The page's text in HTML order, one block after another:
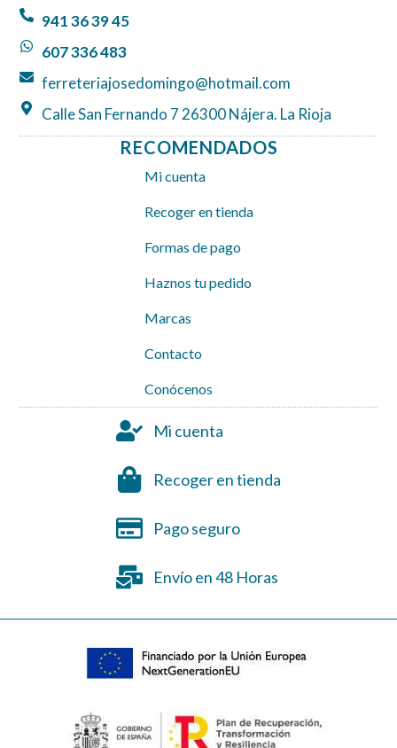
941 36 39 45
607 336 483
ferreteriajosedomingo@hotmail.com
Calle San Fernando 7 26300 Nájera. La Rioja
RECOMENDADOS
Mi cuenta
Recoger en tienda
Formas de pago
Haznos tu pedido
Marcas
Contacto
Conócenos
Mi cuenta
Recoger en tienda
Pago seguro
Envío en 48 Horas